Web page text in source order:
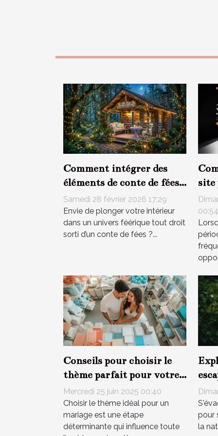
Comment intégrer des
éléments de conte de fées
dans votre décoration
intérieure ?
Samedi 28 février 2026 17:29
Envie de plonger votre intérieur
dans un univers féérique tout droit
sorti d’un conte de fées ?...
site
de
00:54
Conseils pour choisir le
thème parfait pour votre
mariage
Mercredi 25 juin 2025 00:40
Choisir le thème idéal pour un
mariage est une étape
déterminante qui influence toute
la
pour
la